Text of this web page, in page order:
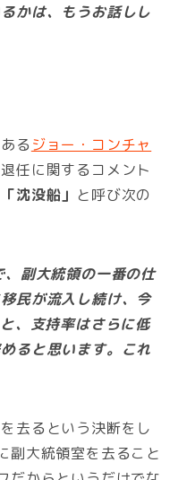
かは、もうお話しし
るジョー・コンチャ
任に関するコメント
「沈没船」 と呼び次の
、副大統領の一番の仕
民が流入し続け、今
、支持率はさらに低
ると思います。これ
去るという決断をし
副大統領室を去ること